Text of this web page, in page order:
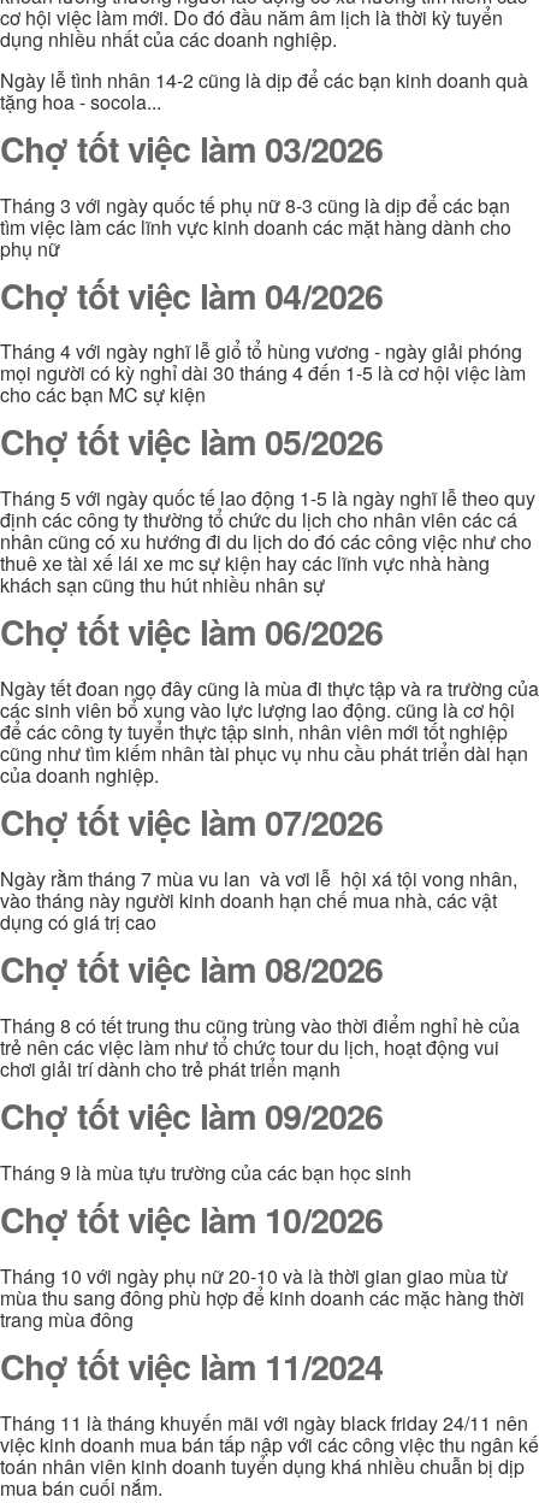
cơ hội việc làm mới. Do đó đầu năm âm lịch là thời kỳ tuyển
dụng nhiều nhất của các doanh nghiệp.
Ngày lễ tình nhân 14-2 cũng là dịp để các bạn kinh doanh quà
tặng hoa - socola...
Chợ tốt việc làm 03/2026
Tháng 3 với ngày quốc tế phụ nữ 8-3 cũng là dịp để các bạn
tìm việc làm các lĩnh vực kinh doanh các mặt hàng dành cho
phụ nữ
Chợ tốt việc làm 04/2026
Tháng 4 với ngày nghĩ lễ giổ tổ hùng vương - ngày giải phóng
mọi người có kỳ nghỉ dài 30 tháng 4 đến 1-5 là cơ hội việc làm
cho các bạn MC sự kiện
Chợ tốt việc làm 05/2026
Tháng 5 với ngày quốc tế lao động 1-5 là ngày nghĩ lễ theo quy
định các công ty thường tổ chức du lịch cho nhân viên các cá
nhân cũng có xu hướng đi du lịch do đó các công việc như cho
thuê xe tài xế lái xe mc sự kiện hay các lĩnh vực nhà hàng
khách sạn cũng thu hút nhiều nhân sự
Chợ tốt việc làm 06/2026
Ngày tết đoan ngọ đây cũng là mùa đi thực tập và ra trường của
các sinh viên bổ xung vào lực lượng lao động. cũng là cơ hội
để các công ty tuyển thực tập sinh, nhân viên mới tốt nghiệp
cũng như tìm kiếm nhân tài phục vụ nhu cầu phát triển dài hạn
của doanh nghiệp.
Chợ tốt việc làm 07/2026
Ngày rằm tháng 7 mùa vu lan và vơi lễ hội xá tội vong nhân,
vào tháng này người kinh doanh hạn chế mua nhà, các vật
dụng có giá trị cao
Chợ tốt việc làm 08/2026
Tháng 8 có tết trung thu cũng trùng vào thời điểm nghỉ hè của
trẻ nên các việc làm như tổ chức tour du lịch, hoạt động vui
chơi giải trí dành cho trẻ phát triển mạnh
Chợ tốt việc làm 09/2026
Tháng 9 là mùa tựu trường của các bạn học sinh
Chợ tốt việc làm 10/2026
Tháng 10 với ngày phụ nữ 20-10 và là thời gian giao mùa từ
mùa thu sang đông phù hợp để kinh doanh các mặc hàng thời
trang mùa đông
Chợ tốt việc làm 11/2024
Tháng 11 là tháng khuyến mãi với ngày black friday 24/11 nên
việc kinh doanh mua bán tấp nập với các công việc thu ngân kế
toán nhân viên kinh doanh tuyển dụng khá nhiều chuẫn bị dịp
mua bán cuối nắm.